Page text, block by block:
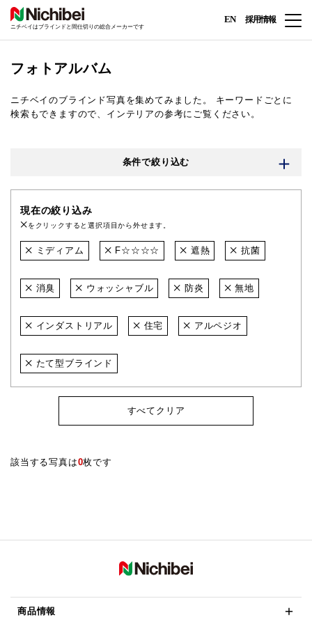
ニチベイはブラインドと間仕切りの総合メーカーです
EN 採用情報
フォトアルバム
ニチベイのブラインド写真を集めてみました。
キーワードごとに
検索もできますので、インテリアの参考にご覧ください。
条件で絞り込む
現在の絞り込み
をクリックすると選択項目から外せます。
ミディアム F☆☆☆☆ 遮熱 抗菌
消臭 ウォッシャブル 防炎 無地
インダストリアル 住宅 アルペジオ
たて型ブラインド
すべてクリア
該当する写真は0枚です
商品情報